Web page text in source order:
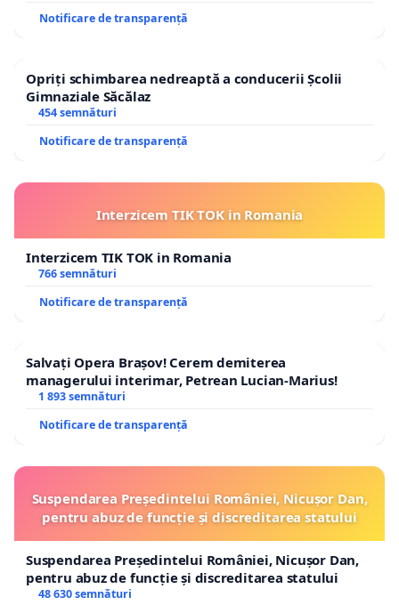
Notificare de transparență
Opriți schimbarea nedreaptă a conducerii Școlii
Gimnaziale Săcălaz
454 semnături
Notificare de transparență
Interzicem TIK TOK in Romania
Interzicem TIK TOK in Romania
766 semnături
Notificare de transparență
Salvați Opera Brașov! Cerem demiterea
managerului interimar, Petrean Lucian-Marius!
1 893 semnături
Notificare de transparență
Suspendarea Președintelui României, Nicușor Dan,
pentru abuz de funcție și discreditarea statului
Suspendarea Președintelui României, Nicușor Dan,
pentru abuz de funcție și discreditarea statului
48 630 semnături